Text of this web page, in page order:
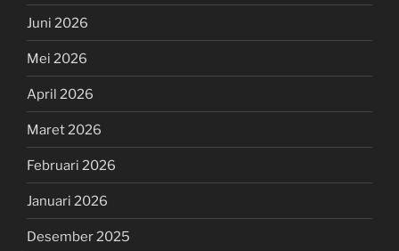
Juni 2026
Mei 2026
April 2026
Maret 2026
Februari 2026
Januari 2026
Desember 2025